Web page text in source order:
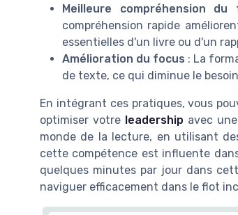
Meilleure compréhension du
compréhension rapide
essentielles d'un livre ou d'un
Amélioration du focus : La
de texte, ce qui diminue le
En intégrant ces pratiques, vous
optimiser votre leadership avec
monde de la lecture, en utilisant
cette compétence est influente
quelques minutes par jour dans
naviguer efficacement dans le flot